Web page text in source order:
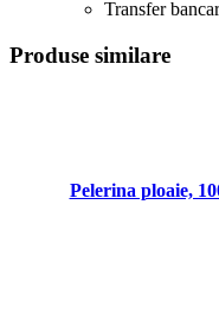
Transfer
Produse similare
Pelerina ploaie,